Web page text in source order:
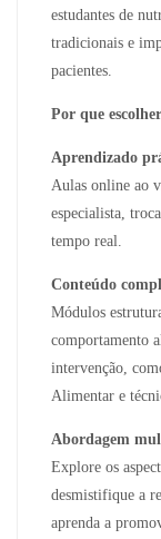
estudantes de
tradicionais e
pacientes.
Por que
Aprendizado
Aulas online ao
especialista,
tempo real.
Conteúdo
Módulos
comportamento
intervenção,
Alimentar e
Abordagem
Explore os
desmistifique a
aprenda a